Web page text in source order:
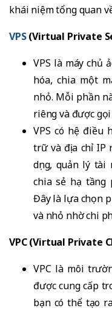
khái niệm tổng quan
VPS(Virtual Private
VPS là máy chủ
hóa, chia một
nhỏ. Mỗi phần
riêng và được gọi
VPS có hệ điều
trữ và địa chỉ IP
dụng, quản lý
chia sẻ hạ tầng
Đây là lựa chọn
và nhỏ nhờ chi
VPC (Virtual Private
VPC là môi
được cung cấp
bạn có thể tạo